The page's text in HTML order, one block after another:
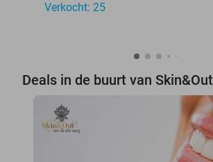
Verkocht: 25
Deals in de buurt van Skin&Out